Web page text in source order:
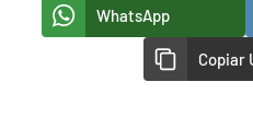
WhatsApp
Copiar